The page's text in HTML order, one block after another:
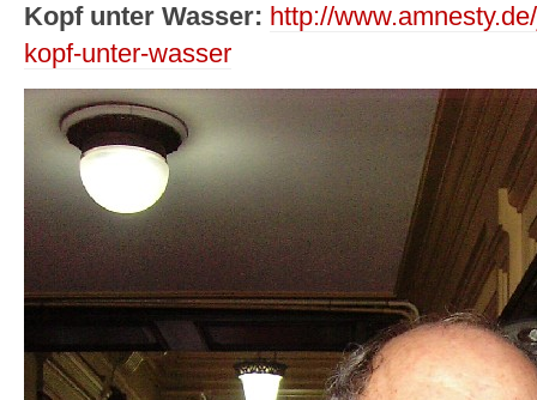
Kopf unter Wasser: http://
kopf-unter-wasser